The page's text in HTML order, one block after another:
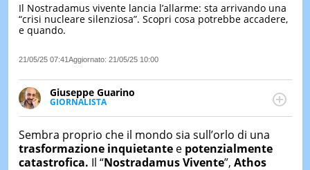
OGGI
Il Nostradamus vivente lancia l’allarme: sta arrivando una
“crisi nucleare silenziosa”. Scopri cosa potrebbe accadere,
e quando.
21/05/25 07:41 Aggiornato: 21/05/25 10:00
Giuseppe Guarino
GIORNALISTA
Ph(D) in Diritto Comparato e processi di
integrazione e attivo nel campo della ricerca, in
particolare sulla Storia contemporanea di America
Latina e Spagna. Collabora con numerose testate ed
è presidente dell'Associazione Culturale "La
Sembra proprio che il mondo sia sull’orlo di una
trasformazione inquietante e potenzialmente
catastrofica. Il “Nostradamus Vivente”, Athos